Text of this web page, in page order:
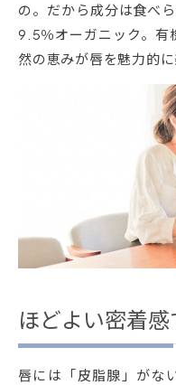
の。だから成分は食べ
9.5％オーガニック。有
然の恵みが唇を魅力的に
ほどよい密着
唇には「皮脂腺」がな